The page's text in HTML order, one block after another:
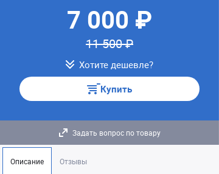
7 000 ₽
11 500 ₽
Хотите дешевле?
Купить
Задать вопрос по товару
Описание Отзывы